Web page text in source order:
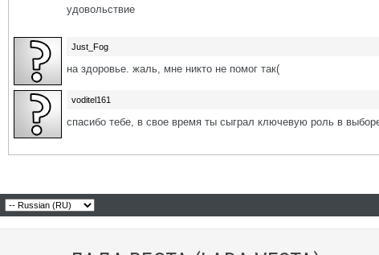
удовольствие
Just_Fog
на здоровье. жаль, мне никто не помог так(
voditel161
спасибо тебе, в свое время ты сыграл ключевую роль в